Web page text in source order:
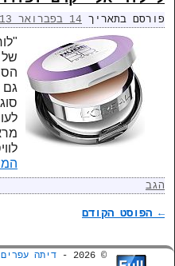
פורסם בתאריך 14 בפברואר 2013
גם
הגב
ניווט בפוסטים
← הפוסט הקודם
© 2026 - דיתה